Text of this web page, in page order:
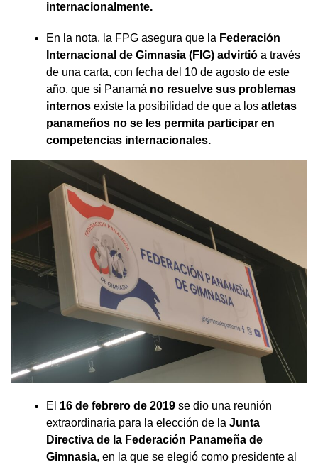
internacionalmente.
En la nota, la FPG asegura que la Federación
Internacional de Gimnasia (FIG) advirtió a través
de una carta, con fecha del 10 de agosto de este
año, que si Panamá no resuelve sus problemas
internos existe la posibilidad de que a los atletas
panameños no se les permita participar en
competencias internacionales.
El 16 de febrero de 2019 se dio una reunión
extraordinaria para la elección de la Junta
Directiva de la Federación Panameña de
Gimnasia, en la que se elegió como presidente al